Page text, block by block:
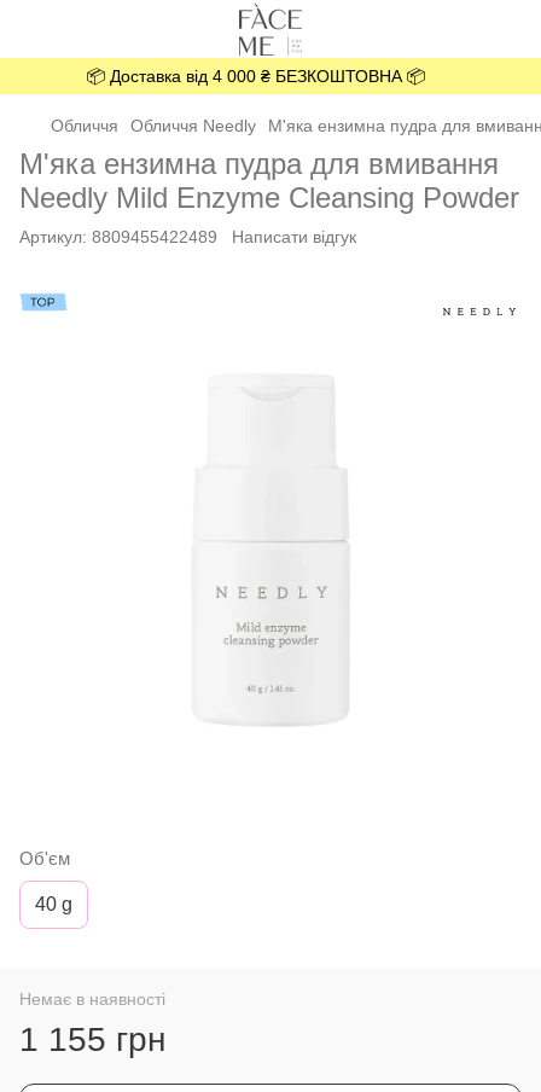
📦 Доставка від 4 000 ₴ БЕЗКОШТОВНА 📦
Обличчя Обличчя Needly М'яка ензимна пудра для
М'яка ензимна пудра для вмивання
Needly Mild Enzyme Cleansing Powder
Артикул: 8809455422489 Написати відгук
Об'єм
40 g
Немає в наявності
1 155 грн